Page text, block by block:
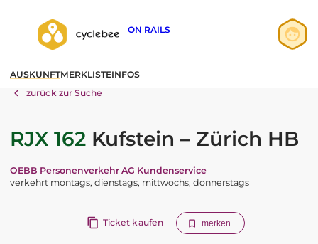
ON RAILS
AUSKUNFTMERKLISTEINFOS
zurück zur Suche
RJX 162 Kufstein – Zürich HB
OEBB Personenverkehr AG Kundenservice
verkehrt montags, dienstags, mittwochs, donnerstags
Ticket kaufen merken